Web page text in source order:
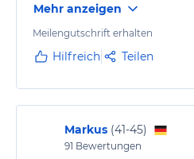
Mehr anzeigen
Meilengutschrift erhalten
Hilfreich Teilen
Markus (41-45)
91 Bewertungen